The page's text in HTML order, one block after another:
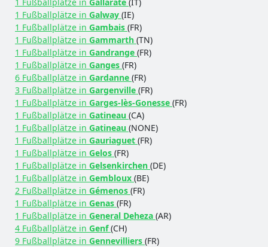
1 Fußballplätze in Galway (IE)
1 Fußballplätze in Gambais (FR)
1 Fußballplätze in Gammarth (TN)
1 Fußballplätze in Gandrange (FR)
1 Fußballplätze in Ganges (FR)
6 Fußballplätze in Gardanne (FR)
3 Fußballplätze in Gargenville (FR)
1 Fußballplätze in Garges-lès-Gonesse (FR)
1 Fußballplätze in Gatineau (CA)
1 Fußballplätze in Gatineau (NONE)
1 Fußballplätze in Gauriaguet (FR)
1 Fußballplätze in Gelos (FR)
1 Fußballplätze in Gelsenkirchen (DE)
1 Fußballplätze in Gembloux (BE)
2 Fußballplätze in Gémenos (FR)
1 Fußballplätze in Genas (FR)
1 Fußballplätze in General Deheza (AR)
4 Fußballplätze in Genf (CH)
9 Fußballplätze in Gennevilliers (FR)